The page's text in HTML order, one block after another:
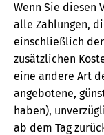
Wenn Sie diesen
alle Zahlungen,
einschließlich
zusätzlichen
eine andere Art
angebotene,
haben),
ab dem Tag